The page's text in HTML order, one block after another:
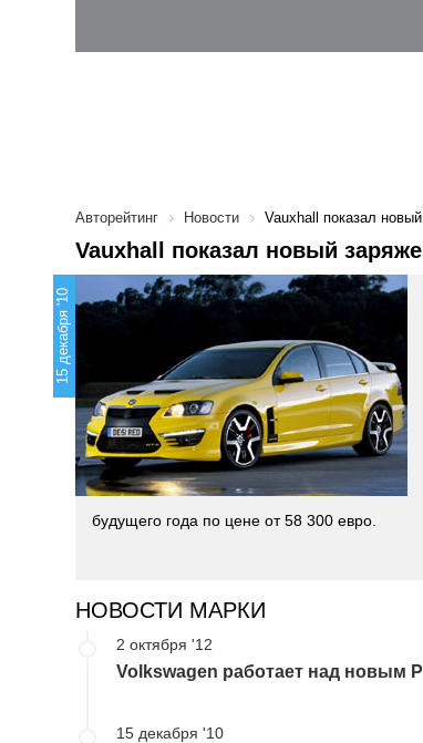
Авторейтинг Новости Vauxhall показал
Vauxhall показал новый
15 декабря '10
будущего года по цене от 58 300 евро.
НОВОСТИ МАРКИ
2 октября '12
Volkswagen работает над новым
15 декабря '10